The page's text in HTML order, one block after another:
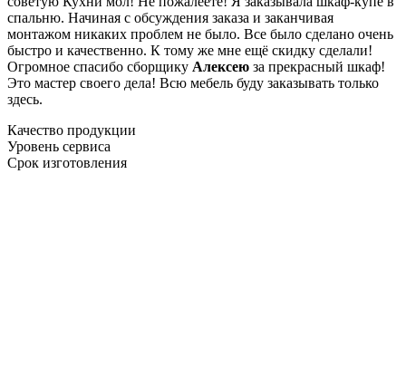
спальню. Начиная с обсуждения заказа и заканчивая
монтажом никаких проблем не было. Все было сделано очень
быстро и качественно. К тому же мне ещё скидку сделали!
Огромное спасибо сборщику Алексею за прекрасный шкаф!
Это мастер своего дела! Всю мебель буду заказывать только
здесь.
Качество продукции
Уровень сервиса
Срок изготовления